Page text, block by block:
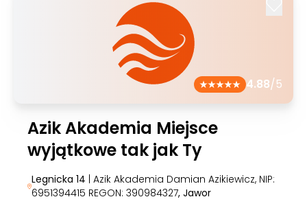
4.88/5
Azik Akademia Miejsce
wyjątkowe tak jak Ty
Legnicka 14 | Azik Akademia Damian Azikiewicz, NIP:
6951394415 REGON: 390984327, Jawor